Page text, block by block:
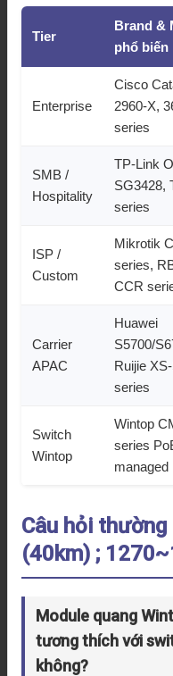
Tier
Brand &
phổ biến
Enterprise
Cisco
2960-X,
series
SMB /
Hospitality
TP-Link
SG3428,
series
ISP /
Custom
Mikrotik
series,
CCR
Carrier
APAC
Huawei
S5700/
Ruijie
series
Switch
Wintop
Wintop
series
managed
Câu hỏi thường
(40km) ;
Module quang
tương thích với
không?